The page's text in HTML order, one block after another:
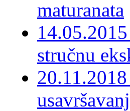
maturanata
stručnu